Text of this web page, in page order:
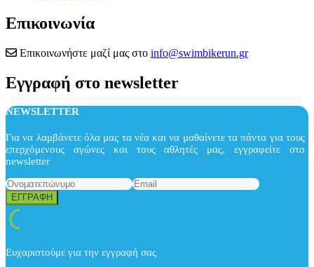
Επικοινωνία
Επικοινωνήστε μαζί μας στο info@swimbikerun.gr
Εγγραφή στο newsletter
NEWSLETTER
Για να λαμβάνετε όλα μας τα νέα και να μαθαίνετε τα πάντα για τους
επερχόμενους αγώνες και τους αθλητές μας, εγγραφείτε στο
newsletter
Ευχαριστούμε για την εγγραφή σας